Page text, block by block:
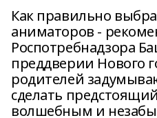
Как правильно
аниматоров -
Роспотребнадзора
преддверии Нового
родителей
сделать
волшебным и